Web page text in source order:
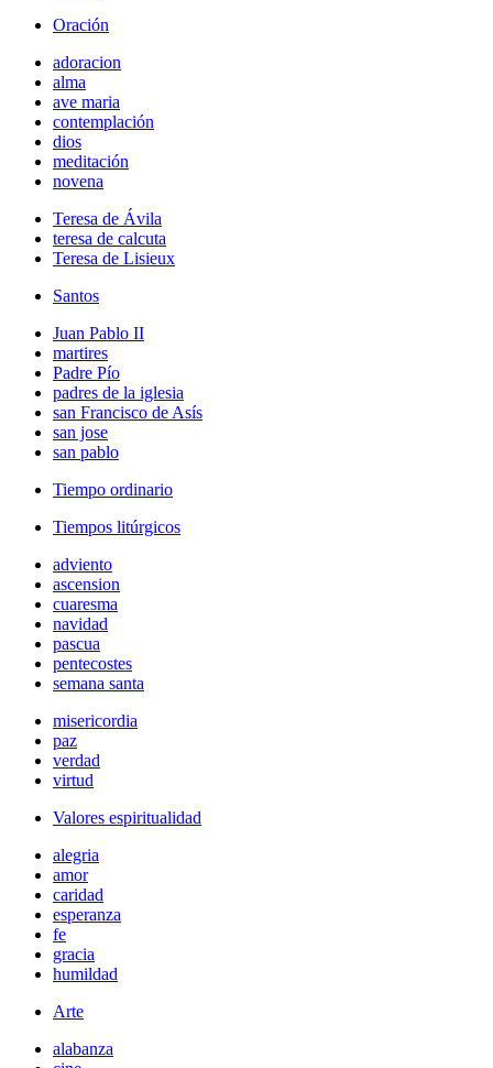
Oración
adoracion
alma
ave maria
contemplación
dios
meditación
novena
Teresa de Ávila
teresa de calcuta
Teresa de Lisieux
Santos
Juan Pablo II
martires
Padre Pío
padres de la iglesia
san Francisco de Asís
san jose
san pablo
Tiempo ordinario
Tiempos litúrgicos
adviento
ascension
cuaresma
navidad
pascua
pentecostes
semana santa
misericordia
paz
verdad
virtud
Valores espiritualidad
alegria
amor
caridad
esperanza
fe
gracia
humildad
Arte
alabanza